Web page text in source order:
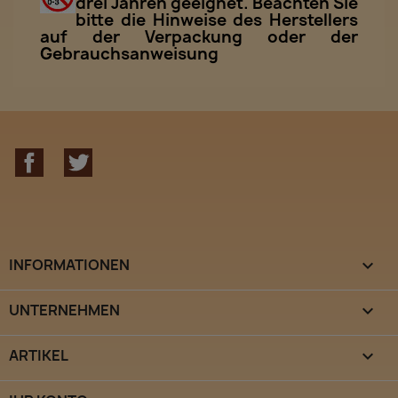
bitte die Hinweise des Herstellers
auf der Verpackung oder der
Gebrauchsanweisung
Facebook
INFORMATIONEN 
UNTERNEHMEN 
ARTIKEL 